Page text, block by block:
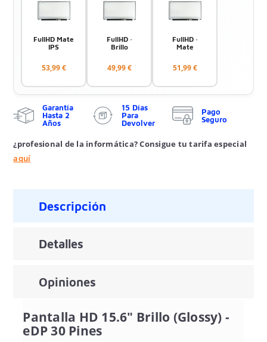
FullHD Mate
IPS
53,99 €
FullHD ·
Brillo
49,99 €
FullHD ·
Mate
51,99 €
Garantía
Hasta 2
Años
15 Días
Para
Devolver
Pago
Seguro
¿profesional de la informática? Consigue tu tarifa especial
aquí
Descripción
Detalles
Opiniones
Pantalla HD 15.6" Brillo (Glossy) -
eDP 30 Pines